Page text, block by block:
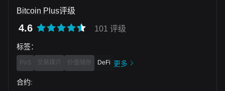
Bitcoin Plus评级
4.6 101 评级
标签：
PoS 交易媒介 价值储存 DeFi 更多
合约: